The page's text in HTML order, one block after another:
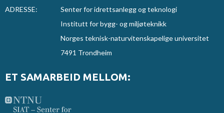
ADRESSE:
Senter for idrettsanlegg og teknologi
Institutt for bygg- og miljøteknikk
Norges teknisk-naturvitenskapelige universitet
7491 Trondheim
ET SAMARBEID MELLOM: